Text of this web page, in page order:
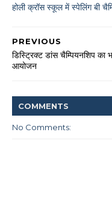
होली क्रॉस स्कूल में स्पेलिंग बी
PREVIOUS
डिस्ट्रिक्ट डांस चैम्पियनशिप का
आयोजन
COMMENTS
No Comments: